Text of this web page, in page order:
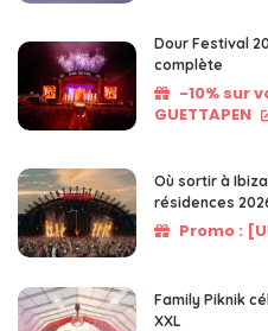
Dour Festival
complète
-10% sur
GUETTAPEN
Où sortir à
résidences
Promo :
Family Piknik
XXL